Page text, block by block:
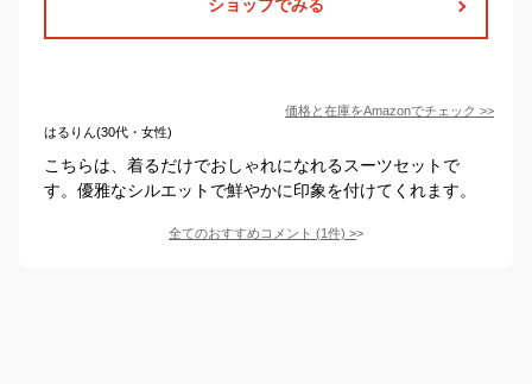
ショップでみる
価格と在庫をAmazonでチェック >>
はるりん(30代・女性)
こちらは、着るだけでおしゃれになれるスーツセットで
す。優雅なシルエットで鮮やかに印象を付けてくれます。
全てのおすすめコメント (1件) >